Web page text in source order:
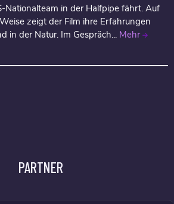
Nationalteam in der Halfpipe fährt. Auf
zeigt der Film ihre Erfahrungen
in der Natur. Im Gespräch... Mehr
PARTNER